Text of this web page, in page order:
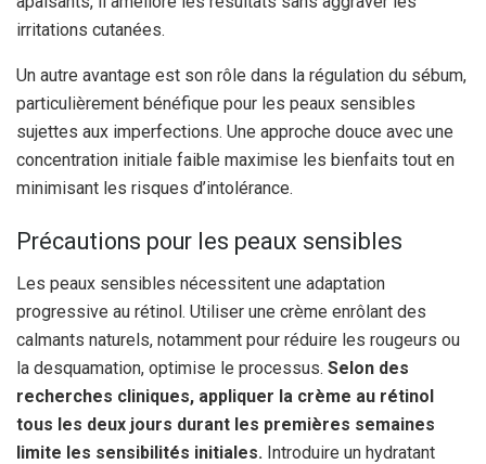
irritations cutanées.
Un autre avantage est son rôle dans la régulation du sébum,
particulièrement bénéfique pour les peaux sensibles
sujettes aux imperfections. Une approche douce avec une
concentration initiale faible maximise les bienfaits tout en
minimisant les risques d’intolérance.
Précautions pour les peaux sensibles
Les peaux sensibles nécessitent une adaptation
progressive au rétinol. Utiliser une crème enrôlant des
calmants naturels, notamment pour réduire les rougeurs ou
la desquamation, optimise le processus. Selon des
recherches cliniques, appliquer la crème au rétinol
tous les deux jours durant les premières semaines
limite les sensibilités initiales. Introduire un hydratant